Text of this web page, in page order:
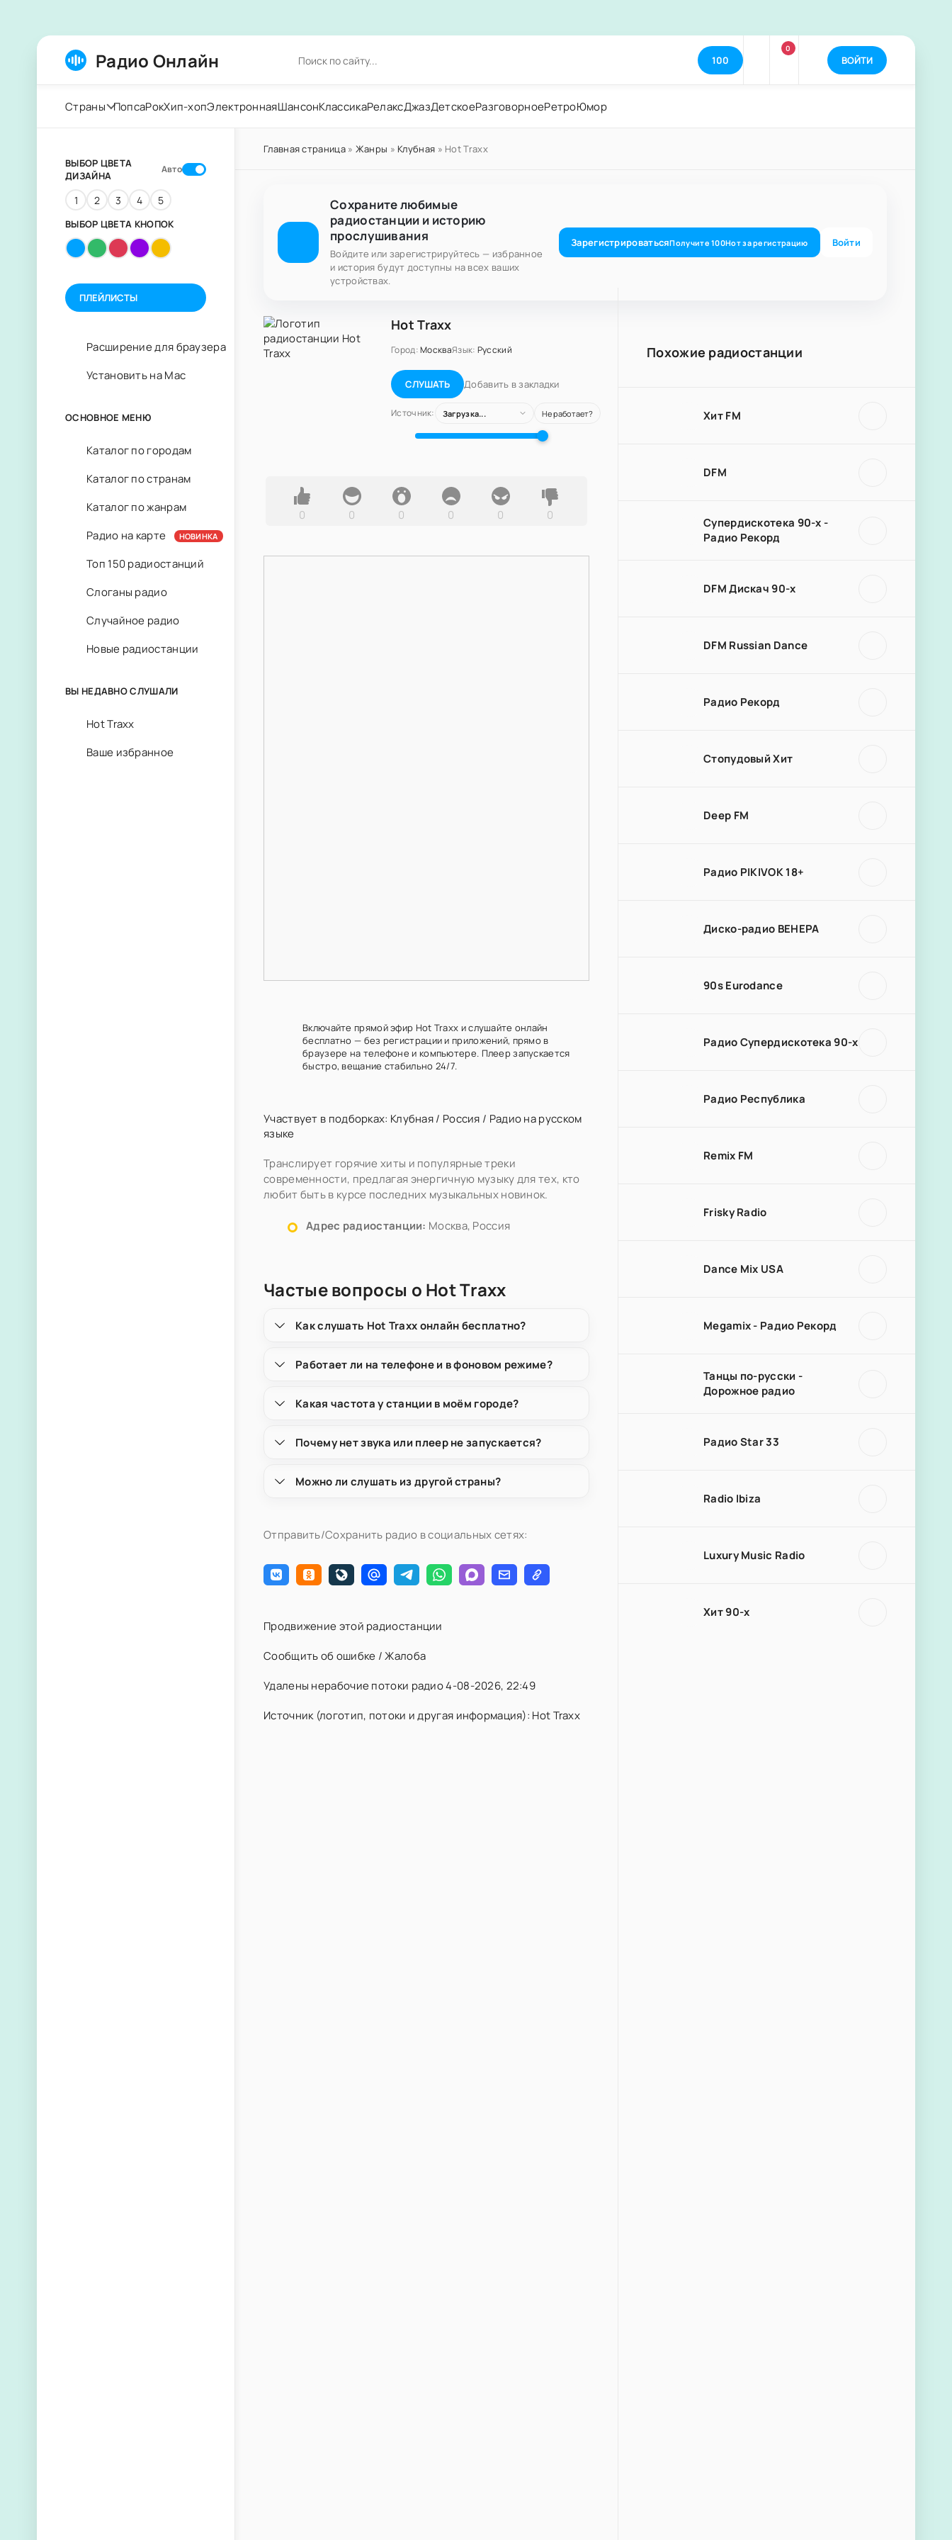
Радио Онлайн 100
0
ВОЙТИ
Страны ПопсаРокХип-хопЭлектроннаяШансонКлассикаРелаксДжазДетскоеРазговорноеРетроЮмор
Главная страница» Жанры » Клубная » Hot Traxx
Сохраните любимые
радиостанции и историю
прослушивания
Войдите или зарегистрируйтесь — избранное
и история будут доступны на всех ваших
устройствах.
ЗарегистрироватьсяПолучите100Нотза регистрацию Войти
Hot Traxx
Город:МоскваЯзык: Русский
СЛУШАТЬ Добавить в закладки
Источник: Загрузка... Не работает?
0 0 0 0 0 0
Включайте прямой эфир Hot Traxx и слушайте онлайн
бесплатно — без регистрации и приложений, прямо в
браузере на телефоне и компьютере. Плеер запускается
быстро, вещание стабильно 24/7.
Участвует в подборках: Клубная/ Россия / Радио на русском
языке
Транслирует горячие хиты и популярные треки
современности, предлагая энергичную музыку для тех, кто
любит быть в курсе последних музыкальных новинок.
Адрес радиостанции: Москва, Россия
Частые вопросы о Hot Traxx
Как слушать Hot Traxx онлайн бесплатно?
Работает ли на телефоне и в фоновом режиме?
Какая частота у станции в моём городе?
Почему нет звука или плеер не запускается?
Можно ли слушать из другой страны?
Отправить/Сохранить радио в социальных сетях:
Продвижение этой радиостанции
Сообщить об ошибке / Жалоба
Удалены нерабочие потоки радио 4-08-2026, 22:49
Источник (логотип, потоки и другая информация): Hot Traxx
Похожие радиостанции
Хит FM
DFM
Супердискотека 90-х -
Радио Рекорд
DFM Дискач 90-х
DFM Russian Dance
Радио Рекорд
Стопудовый Хит
Deep FM
Радио PIKIVOK 18+
Диско-радио ВЕНЕРА
90s Eurodance
Радио Супердискотека 90-х
Радио Республика
Remix FM
Frisky Radio
Dance Mix USA
Megamix - Радио Рекорд
Танцы по-русски -
Дорожное радио
Радио Star 33
Radio Ibiza
Luxury Music Radio
Хит 90-х
ВЫБОР ЦВЕТА
ДИЗАЙНА
Авто
1 2 3 4 5
ВЫБОР ЦВЕТА КНОПОК
ПЛЕЙЛИСТЫ
Расширение для браузера
Установить на Mac
ОСНОВНОЕ МЕНЮ
Каталог по городам
Каталог по странам
Каталог по жанрам
Радио на карте
НОВИНКА
Топ 150 радиостанций
Слоганы радио
Случайное радио
Новые радиостанции
ВЫ НЕДАВНО СЛУШАЛИ
Hot Traxx
Ваше избранное